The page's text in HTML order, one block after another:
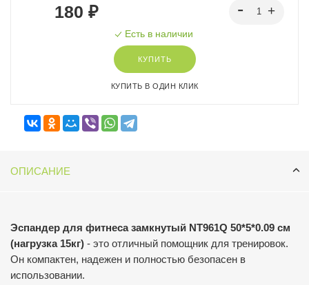
180 ₽
Есть в наличии
КУПИТЬ
КУПИТЬ В ОДИН КЛИК
ОПИСАНИЕ
Эспандер для фитнеса замкнутый NT961Q 50*5*0.09 см
(нагрузка 15кг) - это отличный помощник для тренировок.
Он компактен, надежен и полностью безопасен в
использовании.